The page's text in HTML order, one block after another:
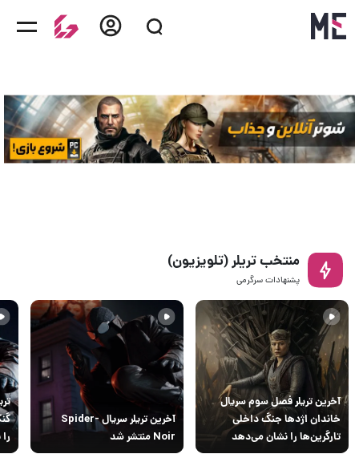
منتخب تریلر (تلویزیون)
پشنهادات سرگرمی
آخرین تریلر فصل سوم سریال
خاندان اژدها جنگ داخلی
تارگرین‌ها را نشان می‌دهد
آخرین تریلر سریال Spider-
Noir منتشر شد